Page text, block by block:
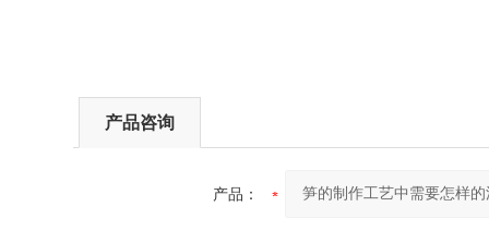
产品咨询
产品：